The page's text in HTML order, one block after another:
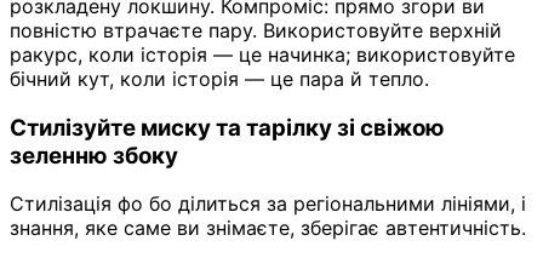
розкладену локшину. Компроміс: прямо згори ви
повністю втрачаєте пару. Використовуйте верхній
ракурс, коли історія — це начинка; використовуйте
бічний кут, коли історія — це пара й тепло.
Стилізуйте миску та тарілку зі свіжою
зеленню збоку
Стилізація фо бо ділиться за регіональними лініями, і
знання, яке саме ви знімаєте, зберігає автентичність.